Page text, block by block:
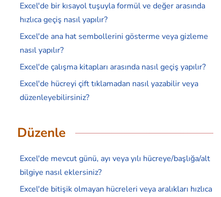
Excel'de bir kısayol tuşuyla formül ve değer arasında
hızlıca geçiş nasıl yapılır?
Excel'de ana hat sembollerini gösterme veya gizleme
nasıl yapılır?
Excel'de çalışma kitapları arasında nasıl geçiş yapılır?
Excel'de hücreyi çift tıklamadan nasıl yazabilir veya
düzenleyebilirsiniz?
Düzenle
Excel'de mevcut günü, ayı veya yılı hücreye/başlığa/alt
bilgiye nasıl eklersiniz?
Excel'de bitişik olmayan hücreleri veya aralıkları hızlıca